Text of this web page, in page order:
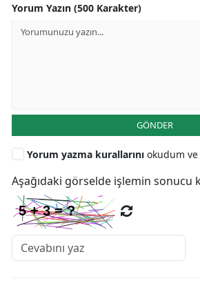
Yorum Yazın (500 Karakter)
GÖNDER
Yorum yazma kurallarını okudum
Aşağıdaki görselde işlemin sonucu